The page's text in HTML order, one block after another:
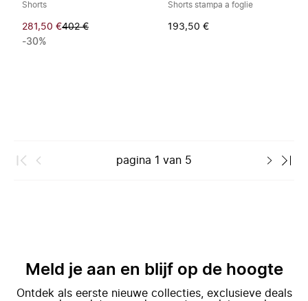
Shorts
281,50 €402 €
-30%
Shorts stampa a foglie
193,50 €
pagina 1 van 5
Meld je aan en blijf op de hoogte
Ontdek als eerste nieuwe collecties, exclusieve deals